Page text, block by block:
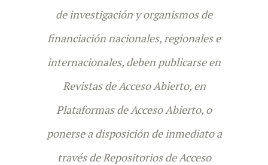
de investigación y organismos de
financiación nacionales, regionales e
internacionales, deben publicarse en
Revistas de Acceso Abierto, en
Plataformas de Acceso Abierto, o
ponerse a disposición de inmediato a
través de Repositorios de Acceso